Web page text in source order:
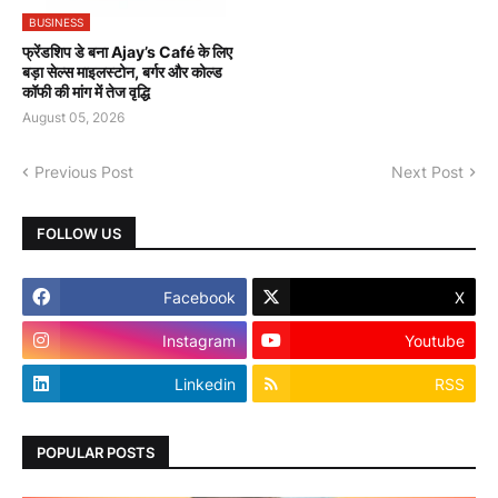
BUSINESS
फ्रेंडशिप डे बना Ajay’s Café के लिए
बड़ा सेल्स माइलस्टोन, बर्गर और कोल्ड
कॉफी की मांग में तेज वृद्धि
August 05, 2026
Previous Post Next Post
FOLLOW US
Facebook X
Instagram Youtube
Linkedin RSS
POPULAR POSTS